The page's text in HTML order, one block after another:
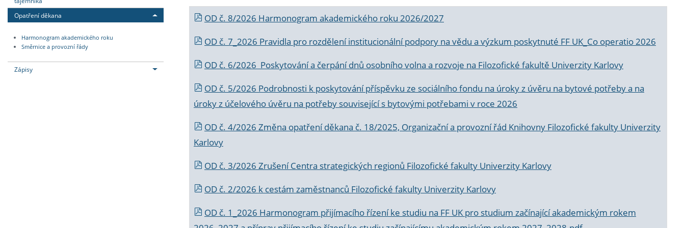
Opatření děkana
Harmonogram akademického roku
Směrnice a provozní řády
Zápisy
OD č. 8/2026 Harmonogram akademického roku 2026/2027
OD č. 7_2026 Pravidla pro rozdělení institucionální podpory na vědu a výzkum poskytnuté FF UK_Co operatio 2026
OD č. 6/2026 Poskytování a čerpání dnů osobního volna a rozvoje na Filozofické fakultě Univerzity Karlovy
OD č. 5/2026 Podrobnosti k poskytování příspěvku ze sociálního fondu na úroky z úvěru na bytové potřeby a na
úroky z účelového úvěru na potřeby související s bytovými potřebami v roce 2026
OD č. 4/2026 Změna opatření děkana č. 18/2025, Organizační a provozní řád Knihovny Filozofické fakulty Univerzity
Karlovy
OD č. 3/2026 Zrušení Centra strategických regionů Filozofické fakulty Univerzity Karlovy
OD č. 2/2026 k cestám zaměstnanců Filozofické fakulty Univerzity Karlovy
OD č. 1_2026 Harmonogram přijímacího řízení ke studiu na FF UK pro studium začínající akademickým rokem